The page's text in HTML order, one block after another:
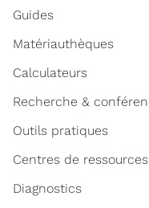
Guides
Matériauthèques
Calculateurs
Recherche &
Outils pratiques
Centres de ressources
Diagnostics